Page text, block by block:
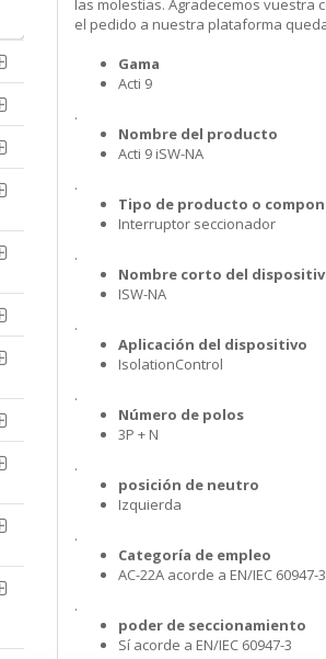
las molestias. Agradecemos vuestra
el pedido a nuestra plataforma
Gama
Acti 9
.
Nombre del producto
Acti 9 iSW-NA
.
Tipo de producto o
Interruptor seccionador
.
Nombre corto del
ISW-NA
.
Aplicación del dispositivo
IsolationControl
.
Número de polos
3P + N
.
posición de neutro
Izquierda
.
Categoría de empleo
AC-22A acorde a EN/IEC 60947-3
.
poder de seccionamiento
Sí acorde a EN/IEC 60947-3